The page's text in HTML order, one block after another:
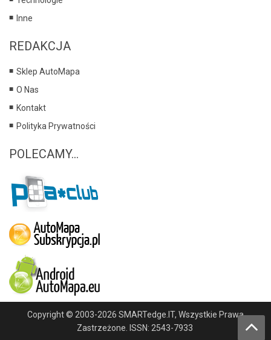
Inne
REDAKCJA
Sklep AutoMapa
O Nas
Kontakt
Polityka Prywatności
POLECAMY...
Copyright © 2003-2026 SMARTedge.IT, Wszystkie Prawa
Zastrzeżone. ISSN: 2543-7933